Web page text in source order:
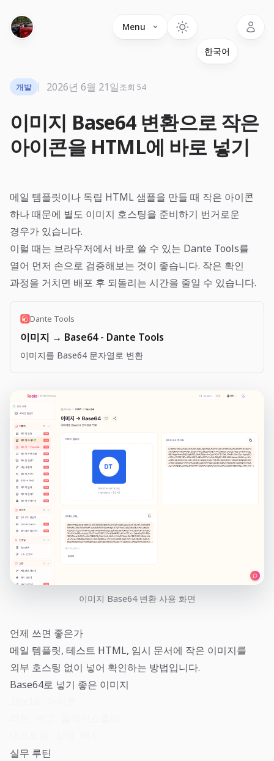
Menu
이미지 Base64 변환으로 작은
아이콘을 HTML에 바로 넣기
개발 2026년 6월 21일조회 54
메일 템플릿이나 독립 HTML 샘플을 만들 때 작은 아이콘
하나 때문에 별도 이미지 호스팅을 준비하기 번거로운
경우가 있습니다.
이럴 때는 브라우저에서 바로 쓸 수 있는 Dante Tools를
열어 먼저 손으로 검증해보는 것이 좋습니다. 작은 확인
과정을 거치면 배포 후 되돌리는 시간을 줄일 수 있습니다.
Dante Tools
이미지 → Base64 - Dante Tools
이미지를 Base64 문자열로 변환
이미지 Base64 변환 사용 화면
언제 쓰면 좋은가
메일 템플릿, 테스트 HTML, 임시 문서에 작은 이미지를
외부 호스팅 없이 넣어 확인하는 방법입니다.
Base64로 넣기 좋은 이미지
실무 루틴